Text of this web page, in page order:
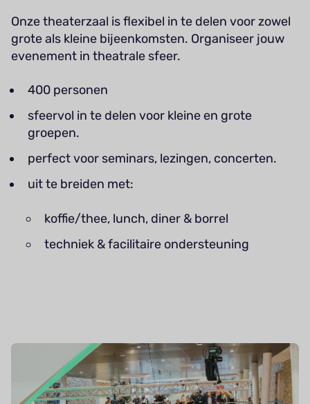
Onze theaterzaal is flexibel in te delen voor zowel
grote als kleine bijeenkomsten. Organiseer jouw
evenement in theatrale sfeer.
400 personen
sfeervol in te delen voor kleine en grote
groepen.
perfect voor seminars, lezingen, concerten.
uit te breiden met:
koffie/thee, lunch, diner & borrel
techniek & facilitaire ondersteuning